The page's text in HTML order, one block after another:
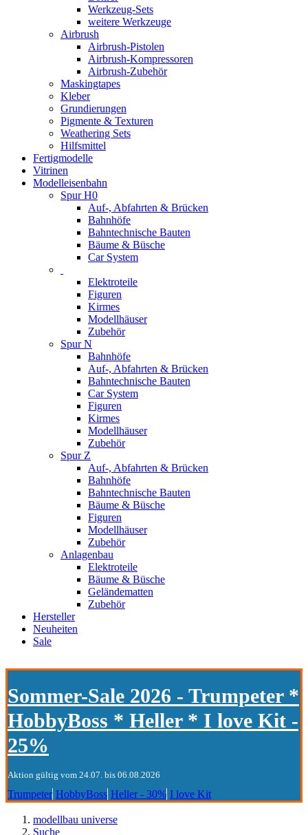
Werkzeug-Sets
weitere Werkzeuge
Airbrush
Airbrush-Pistolen
Airbrush-Kompressoren
Airbrush-Zubehör
Maskingtapes
Kleber
Grundierungen
Pigmente & Texturen
Weathering Sets
Hilfsmittel
Fertigmodelle
Vitrinen
Modelleisenbahn
Spur H0
Auf-, Abfahrten & Brücken
Bahnhöfe
Bahntechnische Bauten
Bäume & Büsche
Car System
Elektroteile
Figuren
Kirmes
Modellhäuser
Zubehör
Spur N
Bahnhöfe
Auf-, Abfahrten & Brücken
Bahntechnische Bauten
Car System
Figuren
Kirmes
Modellhäuser
Zubehör
Spur Z
Auf-, Abfahrten & Brücken
Bahnhöfe
Bahntechnische Bauten
Bäume & Büsche
Figuren
Modellhäuser
Zubehör
Anlagenbau
Elektroteile
Bäume & Büsche
Geländematten
Zubehör
Hersteller
Neuheiten
Sale
Sommer-Sale 2026 - Trumpeter *
HobbyBoss * Heller * I love Kit -
25%
Aktion gültig vom 24.07. bis 06.08.2026
Trumpeter HobbyBoss Heller - 30% I love Kit
modellbau universe
Suche